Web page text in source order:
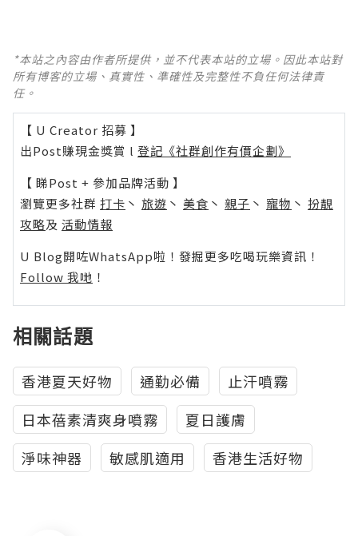
*本站之內容由作者所提供，並不代表本站的立場。因此本站對
所有博客的立場、真實性、準確性及完整性不負任何法律責
任。
【 U Creator 招募 】
出Post賺現金獎賞 l 登記《社群創作有價企劃》
【 睇Post + 參加品牌活動 】
瀏覽更多社群 打卡 丶 旅遊 丶 美食 丶 親子 丶 寵物 丶 扮靚
攻略及 活動情報
U Blog開咗WhatsApp啦！發掘更多吃喝玩樂資訊！
Follow 我哋 ！
相關話題
香港夏天好物 通勤必備
止汗噴霧
日本蓓素清爽身噴霧
夏日護膚
淨味神器
敏感肌適用 香港生活好物